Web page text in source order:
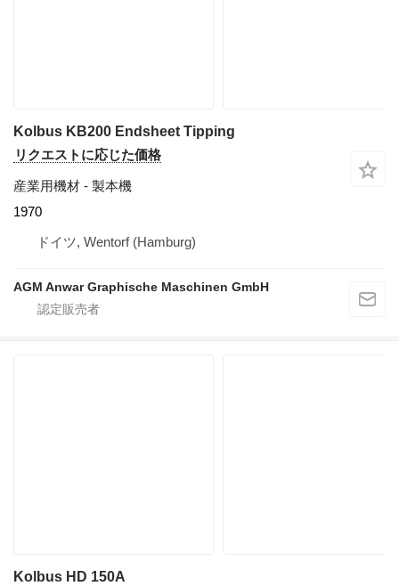
Kolbus KB200 Endsheet Tipping
リクエストに応じた価格
産業用機材 - 製本機
1970
ドイツ, Wentorf (Hamburg)
AGM Anwar Graphische Maschinen GmbH
Kolbus HD 150A